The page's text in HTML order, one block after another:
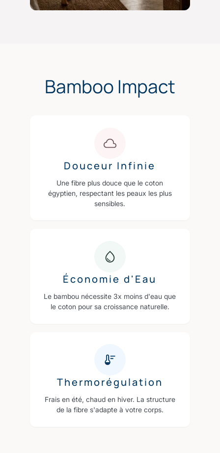
Bamboo Impact
Douceur Infinie
Une fibre plus douce que le coton
égyptien, respectant les peaux les plus
sensibles.
Économie d'Eau
Le bambou nécessite 3x moins d'eau que
le coton pour sa croissance naturelle.
Thermorégulation
Frais en été, chaud en hiver. La structure
de la fibre s'adapte à votre corps.